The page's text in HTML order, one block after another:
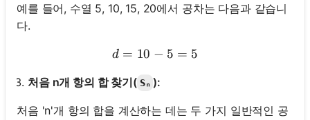
예를 들어, 수열 5, 10, 15, 20에서 공차는 다음과 같습니
다.
d = 10 - 5 = 5
d = 10 − 5 = 5
처음 n개 항의 합 찾기( Sₙ ):
처음 'n'개 항의 합을 계산하는 데는 두 가지 일반적인 공